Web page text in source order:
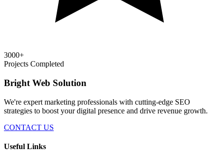
3000+
Projects Completed
Bright Web Solution
We're expert marketing professionals with cutting-edge SEO
strategies to boost your digital presence and drive revenue growth.
CONTACT US
Useful Links